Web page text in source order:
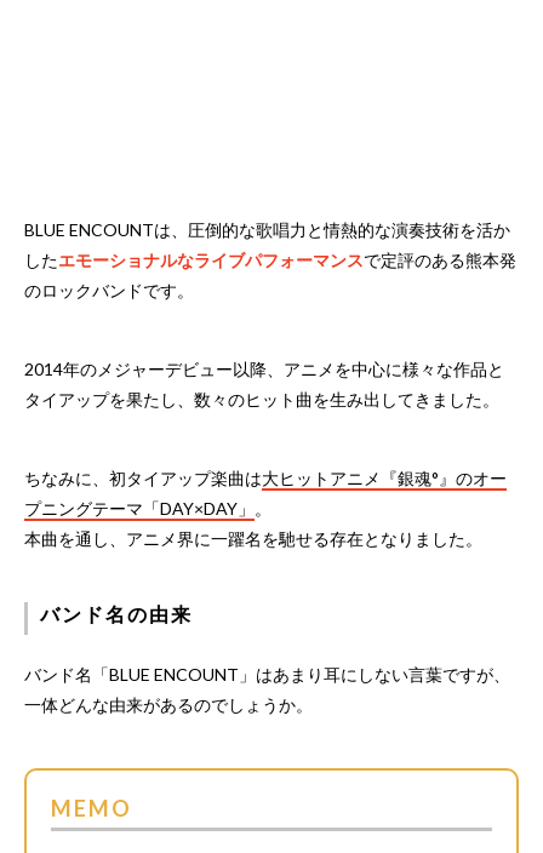
BLUE ENCOUNTは、圧倒的な歌唱力と情熱的な演奏技術を活か
したエモーショナルなライブパフォーマンスで定評のある熊本発
のロックバンドです。
2014年のメジャーデビュー以降、アニメを中心に様々な作品と
タイアップを果たし、数々のヒット曲を生み出してきました。
ちなみに、初タイアップ楽曲は大ヒットアニメ『銀魂°』のオー
プニングテーマ「DAY×DAY」 。
本曲を通し、アニメ界に一躍名を馳せる存在となりました。
バンド名の由来
バンド名「BLUE ENCOUNT」はあまり耳にしない言葉ですが、
一体どんな由来があるのでしょうか。
MEMO